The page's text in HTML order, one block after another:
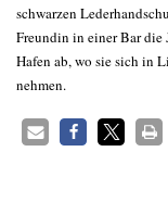
schwarzen
Freundin in einer Bar die
Hafen ab, wo sie sich in
nehmen.